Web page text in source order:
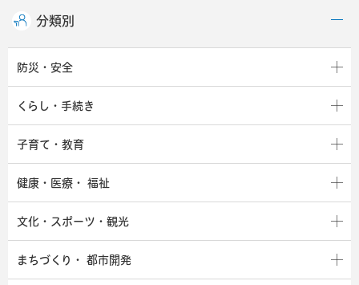
分類別
防災・安全
くらし・手続き
子育て・教育
健康・医療・ 福祉
文化・スポーツ・観光
まちづくり・ 都市開発